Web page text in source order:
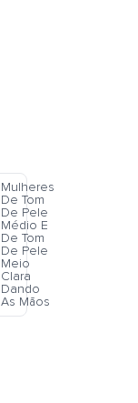
Mulheres
De Tom
De Pele
Médio E
De Tom
De Pele
Meio
Clara
Dando
As Mãos